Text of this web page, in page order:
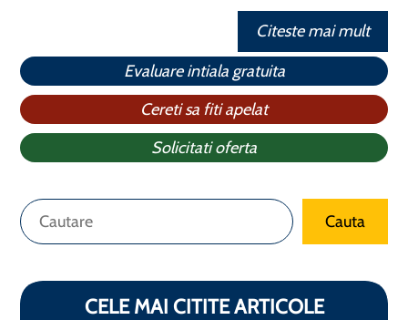
Citeste mai mult
Evaluare intiala gratuita
Cereti sa fiti apelat
Solicitati oferta
Caută Cauta
CELE MAI CITITE ARTICOLE